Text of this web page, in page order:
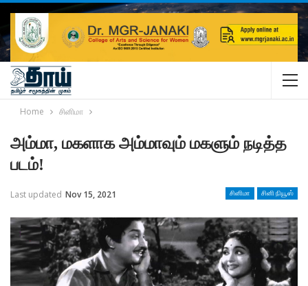
Home சினிமா
அம்மா, மகளாக அம்மாவும் மகளும் நடித்த
படம்!
சினிமா சினி நியூஸ்
Last updated Nov 15, 2021